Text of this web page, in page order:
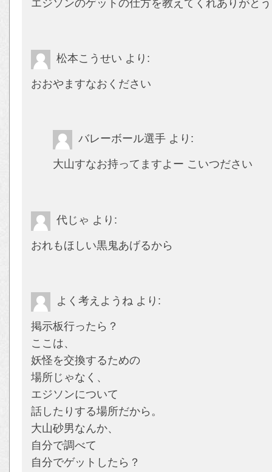
エジソンのゲットの仕方を教えてくれありがと
松本こうせい より:
おおやますなおください
バレーボール選手 より:
大山すなお持ってますよー こいつださい
代じゃ より:
おれもほしい黒鬼あげるから
よく考えようね より:
掲示板行ったら？
ここは、
妖怪を交換するための
場所じゃなく、
エジソンについて
話したりする場所だから。
大山砂男なんか、
自分で調べて
自分でゲットしたら？